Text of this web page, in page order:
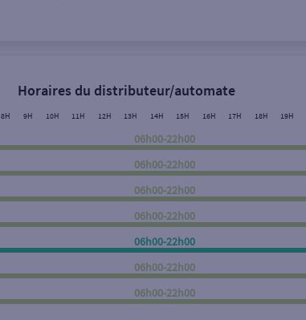
Retrait de monnaie €
Rechercher
Horaires du distributeur/automate
8H 9H 10H 11H 12H 13H 14H 15H 16H 17H 18H 19H
06h00-22h00
06h00-22h00
06h00-22h00
06h00-22h00
06h00-22h00
06h00-22h00
06h00-22h00